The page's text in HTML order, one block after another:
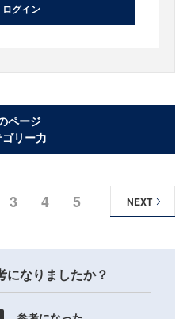
ログイン
ページ
リー力
3 4 5 NEXT
になりましたか？